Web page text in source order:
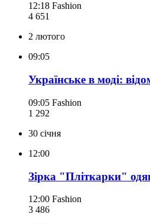
12:18 Fashion
4 651
2 лютого
09:05
Українське в моді:
09:05 Fashion
1 292
30 січня
12:00
Зірка "Пліткарки"
12:00 Fashion
3 486